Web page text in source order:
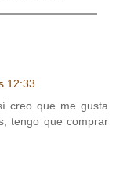
12:33
creo que me gusta
tengo que comprar